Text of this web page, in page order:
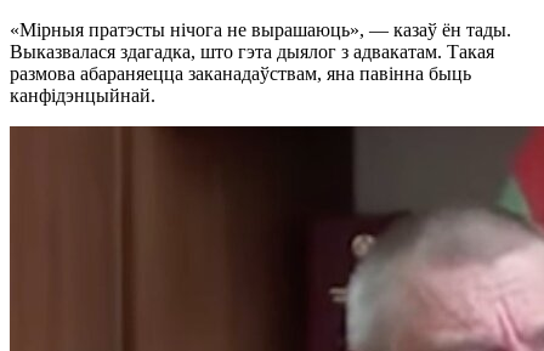
«Мірныя пратэсты нічога не вырашаюць», — казаў ён тады.
Выказвалася здагадка, што гэта дыялог з адвакатам. Такая
размова абараняецца заканадаўствам, яна павінна быць
канфідэнцыйнай.